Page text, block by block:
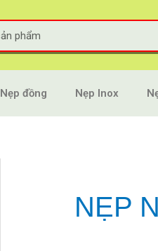
Nẹp đồng Nẹp Inox
NẸP